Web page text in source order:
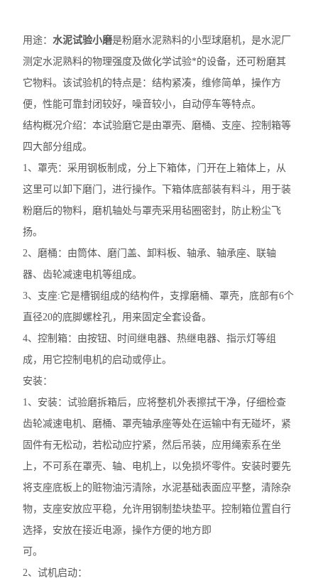
用途：水泥试验小磨是粉磨水泥熟料的小型球磨机，是水泥厂
测定水泥熟料的物理强度及做化学试验*的设备，还可粉磨其
它物料。该试验机的特点是：结构紧凑，维修简单，操作方
便，性能可靠封闭较好，噪音较小，自动停车等特点。
结构概况介绍：本试验磨它是由罩壳、磨桶、支座、控制箱等
四大部分组成。
1、罩壳：采用钢板制成，分上下箱体，门开在上箱体上，从
这里可以卸下磨门，进行操作。下箱体底部装有料斗，用于装
粉磨后的物料，磨机轴处与罩壳采用毡圈密封，防止粉尘飞
扬。
2、磨桶：由筒体、磨门盖、卸料板、轴承、轴承座、联轴
器、齿轮减速电机等组成。
3、支座:它是槽钢组成的结构件，支撑磨桶、罩壳，底部有6个
直径20的底脚螺栓孔，用来固定全套设备。
4、控制箱：由按钮、时间继电器、热继电器、指示灯等组
成，用它控制电机的启动或停止。
安装：
1、安装：试验磨拆箱后，应将整机外表擦拭干净，仔细检查
齿轮减速电机、磨桶、罩壳轴承座等处在运输中有无碰坏，紧
固件有无松动，若松动应拧紧，然后吊装，应用绳索系在坐
上，不可系在罩壳、轴、电机上，以免损坏零件。安装时要先
将支座底板上的赃物油污清除，水泥基础表面应平整，清除杂
物，支座安放应平稳，允许用钢制垫块垫平。控制箱位置自行
选择，安放在接近电源，操作方便的地方即
可。
2、试机启动：